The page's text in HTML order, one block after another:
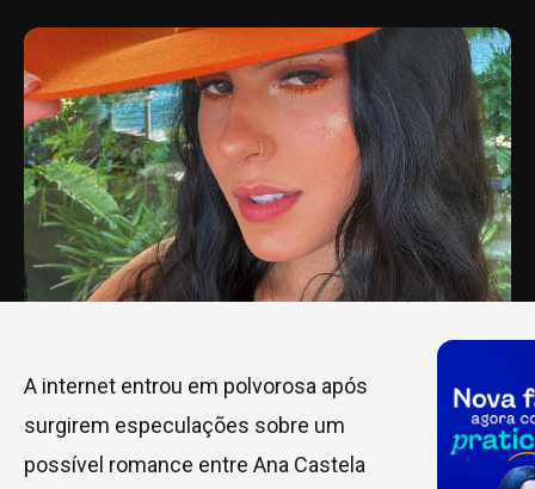
A internet entrou em polvorosa após
surgirem especulações sobre um
possível romance entre Ana Castela